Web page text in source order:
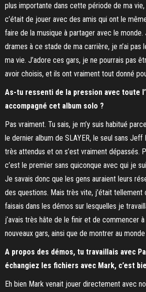
plus importante dans cette période de ma
c’était de jouer avec des amis qui ont le
faire de la musique à partager avec le monde.
drames à ce stade de ma carrière, je n’ai pas
ma vie. J’adore ces gars, je ne pourrais pas
avoir choisis, et ils ont vraiment tout donné
As-tu ressenti de la pression avec toute
accompagné cet album solo ?
Pas vraiment. Tu sais, je m’y suis habitué
le dernier album de SLAYER, le seul sans Jeff
très attendus et on s’est vraiment dépassés.
c’est le premier sans quiconque avec qui je
Je savais donc que les gens auraient leurs
des questions. Mais très vite, j’était
faisais dans les démos sur lesquelles je
j’avais très hâte de le finir et de commencer
nouveaux gars, ainsi que de montrer au
A propos des démos, tu travaillais avec
échangiez les fichiers avec Mark, c’est
Eh bien Mark venait jouer directement avec